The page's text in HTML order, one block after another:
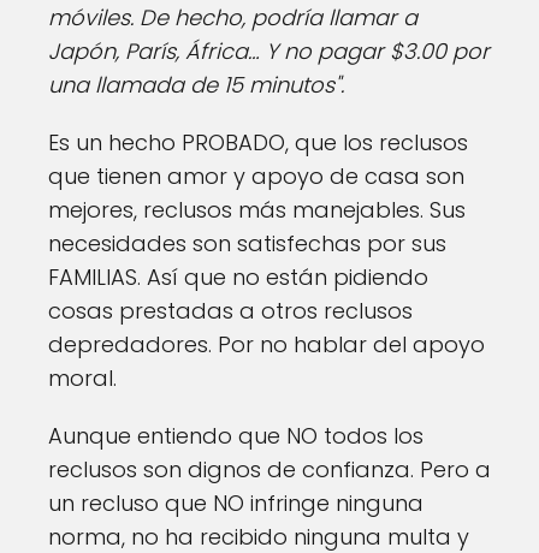
móviles. De hecho, podría llamar a
Japón, París, África… Y no pagar $3.00 por
una llamada de 15 minutos".
Es un hecho PROBADO, que los reclusos
que tienen amor y apoyo de casa son
mejores, reclusos más manejables. Sus
necesidades son satisfechas por sus
FAMILIAS. Así que no están pidiendo
cosas prestadas a otros reclusos
depredadores. Por no hablar del apoyo
moral.
Aunque entiendo que NO todos los
reclusos son dignos de confianza. Pero a
un recluso que NO infringe ninguna
norma, no ha recibido ninguna multa y